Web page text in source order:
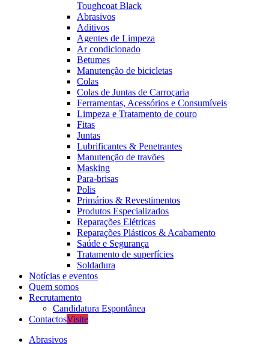
Toughcoat Black
Abrasivos
Aditivos
Agentes de Limpeza
Ar condicionado
Betumes
Manutenção de bicicletas
Colas
Colas de Juntas de Carroçaria
Ferramentas, Acessórios e Consumíveis
Limpeza e Tratamento de couro
Fitas
Juntas
Lubrificantes & Penetrantes
Manutenção de travões
Masking
Para-brisas
Polis
Primários & Revestimentos
Produtos Especializados
Reparações Elétricas
Reparações Plásticos & Acabamento
Saúde e Segurança
Tratamento de superfícies
Soldadura
Notícias e eventos
Quem somos
Recrutamento
Candidatura Espontânea
ContactosVisite
Abrasivos